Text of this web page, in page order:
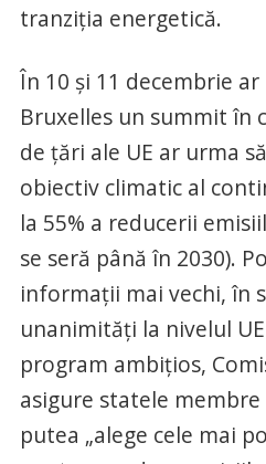
tranziția energetică.
În 10 și 11 decembrie
Bruxelles un summit în
de țări ale UE ar urma
obiectiv climatic al
la 55% a reducerii
se seră până în 2030).
informații mai vechi, în
unanimități la nivelul
program ambițios,
asigure statele membre
putea „alege cele mai